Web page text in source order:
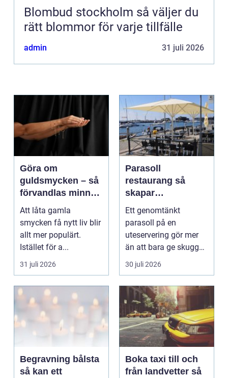
Blombud stockholm så väljer du
rätt blommor för varje tillfälle
admin 31 juli 2026
Göra om
guldsmycken – så
förvandlas minnen
till nya favoriter
Att låta gamla
smycken få nytt liv blir
allt mer populärt.
Istället för a...
31 juli 2026
Parasoll
restaurang så
skapar
uteserveringen rätt
känsla året runt
Ett genomtänkt
parasoll på en
uteservering gör mer
än att bara ge skugga.
Det påverkar hur länge
gäs...
30 juli 2026
Begravning bålsta
så kan ett
Boka taxi till och
från landvetter så